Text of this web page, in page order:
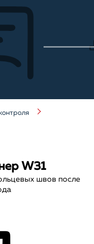
W31
швов после